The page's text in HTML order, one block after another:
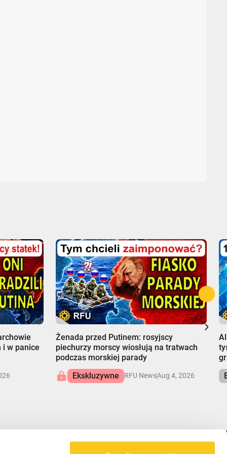
i w panice
Żenada przed Putinem: rosyjscy
piechurzy morscy wiosłują na tratwach
podczas morskiej parady
Ekskluzywne
RFU NewsAug 4, 2026